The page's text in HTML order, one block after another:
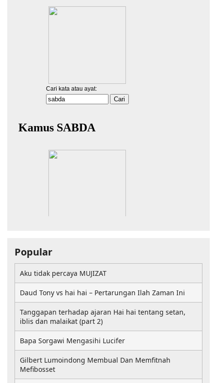
Popular
Aku tidak percaya MUJIZAT
Daud Tony vs hai hai – Pertarungan Ilah Zaman Ini
Tanggapan terhadap ajaran Hai hai tentang setan,
iblis dan malaikat (part 2)
Bapa Sorgawi Mengasihi Lucifer
Gilbert Lumoindong Membual Dan Memfitnah
Mefibosset